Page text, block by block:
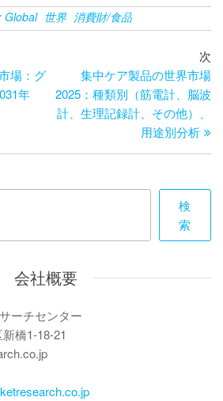
Global 世界 消費財/食品
場：グ
年
の
次
集中ケア製品の世界市場
2025：種類別（筋電計、脳波
計、生理記録計、その他）、
用途別分析
検
索
会社概要
ーチセンター
橋1-18-21